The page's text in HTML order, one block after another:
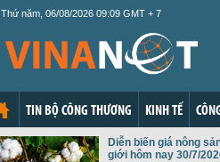
Thứ năm, 06/08/2026 09:09 GMT + 7
TIN BỘ CÔNG THƯƠNG KINH TẾ
Diễn biến giá nông
giới hôm nay 30/7/